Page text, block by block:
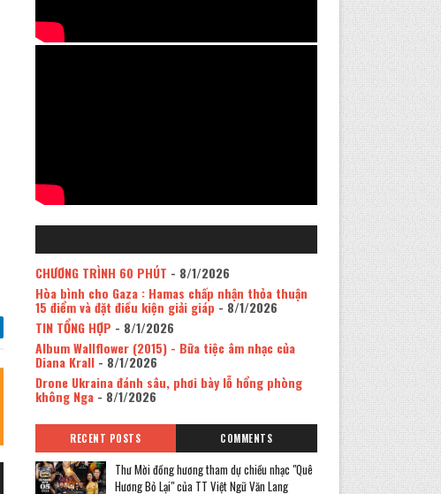
CHƯƠNG TRÌNH 60 PHÚT - 8/1/2026
Hòa bình cho Gaza : Hamas chấp nhận thỏa thuận
15 điểm và đặt điều kiện giải giáp - 8/1/2026
TIN TỔNG HỢP - 8/1/2026
Album Wallflower (2015) - Bữa tiệc âm nhạc của
Diana Krall- 8/1/2026
Drone Ukraina đánh sâu, phơi bày lỗ hổng phòng
không Nga- 8/1/2026
RECENT POSTS COMMENTS
Thư Mời đồng hương tham dự chiều nhạc "Quê
Hương Bỏ Lại" của TT Việt Ngữ Văn Lang